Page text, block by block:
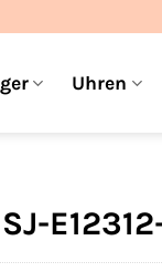
Uhren